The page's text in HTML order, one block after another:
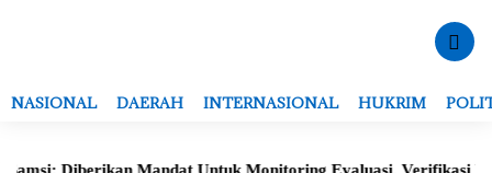
NASIONAL DAERAH INTERNASIONAL HUKRIM